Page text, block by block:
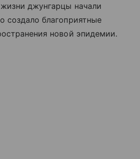
джунгарцы начали
создало благоприятные
новой эпидемии.